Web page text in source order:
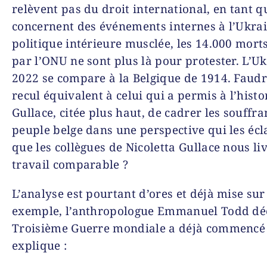
relèvent pas du droit international, en tant
concernent des événements internes à
politique intérieure musclée, les 14.000
par l’ONU ne sont plus là pour protester.
2022 se compare à la Belgique de 1914.
recul équivalent à celui qui a permis à
Gullace, citée plus haut, de cadrer les
peuple belge dans une perspective qui les
que les collègues de Nicoletta Gullace nous
travail comparable ?
L’analyse est pourtant d’ores et déjà mise
exemple, l’anthropologue Emmanuel Todd
Troisième Guerre mondiale a déjà commencé
explique :